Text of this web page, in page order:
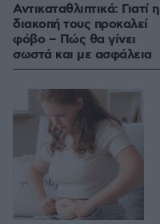
Αντικαταθλιπτικά: Γιατί η
διακοπή τους προκαλεί
φόβο – Πώς θα γίνει
σωστά και με ασφάλεια